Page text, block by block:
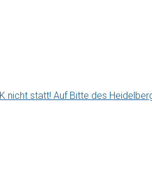
nicht statt! Auf Bitte des